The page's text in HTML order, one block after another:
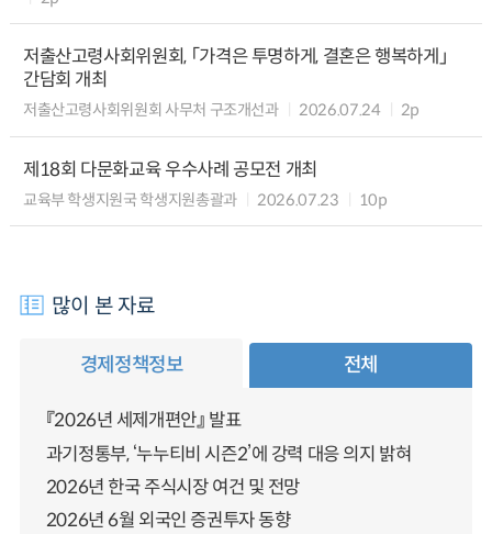
저출산고령사회위원회, 「가격은 투명하게, 결혼은 행복하게」
간담회 개최
저출산고령사회위원회 사무처 구조개선과 2026.07.24 2p
제18회 다문화교육 우수사례 공모전 개최
교육부 학생지원국 학생지원총괄과 2026.07.23 10p
많이 본 자료
경제정책정보 전체
『2026년 세제개편안』 발표
과기정통부, ‘누누티비 시즌2’에 강력 대응 의지 밝혀
2026년 한국 주식시장 여건 및 전망
2026년 6월 외국인 증권투자 동향